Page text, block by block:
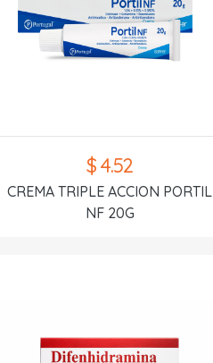
$ 4.52
CREMA TRIPLE ACCION PORTIL
NF 20G